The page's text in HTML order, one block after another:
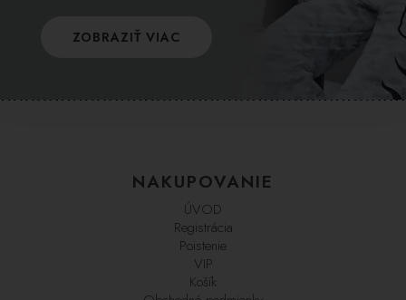
ZOBRAZIŤ VIAC
NAKUPOVANIE
ÚVOD
Registrácia
Poistenie
VIP
Košík